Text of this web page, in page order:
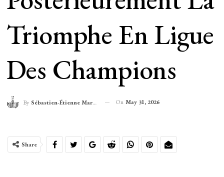
Triomphe En Ligue
Des Champions
By Sébastien-Étienne Marechal On May 31, 2026
Share